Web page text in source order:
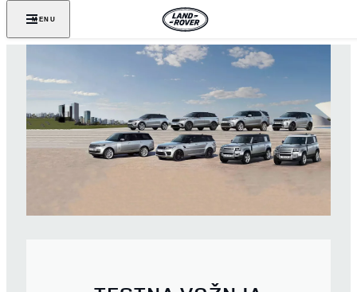
MENU